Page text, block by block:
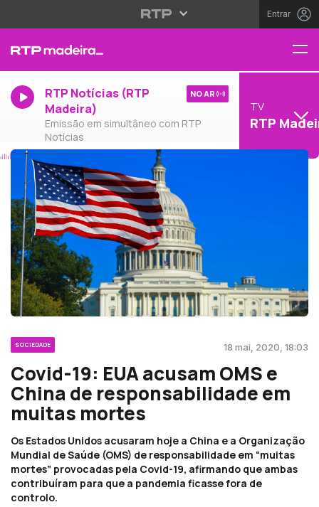
Entrar
RTP Notícias (RTP
Madeira)
Emissão em simultâneo com RTP
Notícias
NO AR
TV
RTP
SOCIEDADE 18 mai, 2020, 18:03
Covid-19: EUA acusam OMS e
China de responsabilidade em
muitas mortes
Os Estados Unidos acusaram hoje a China e a Organização
Mundial de Saúde (OMS) de responsabilidade em “muitas
mortes” provocadas pela Covid-19, afirmando que ambas
contribuíram para que a pandemia ficasse fora de
controlo.